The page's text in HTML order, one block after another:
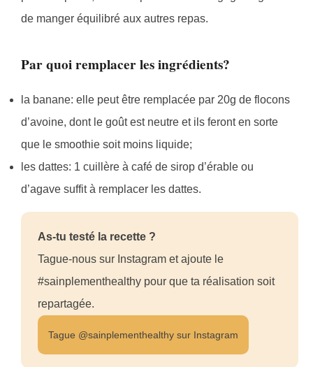
de manger équilibré aux autres repas.
Par quoi remplacer les ingrédients?
la banane: elle peut être remplacée par 20g de flocons
d’avoine, dont le goût est neutre et ils feront en sorte
que le smoothie soit moins liquide;
les dattes: 1 cuillère à café de sirop d’érable ou
d’agave suffit à remplacer les dattes.
As-tu testé la recette ?
Tague-nous sur Instagram et ajoute le
#sainplementhealthy pour que ta réalisation soit
repartagée.
Tague @sainplementhealthy sur Instagram